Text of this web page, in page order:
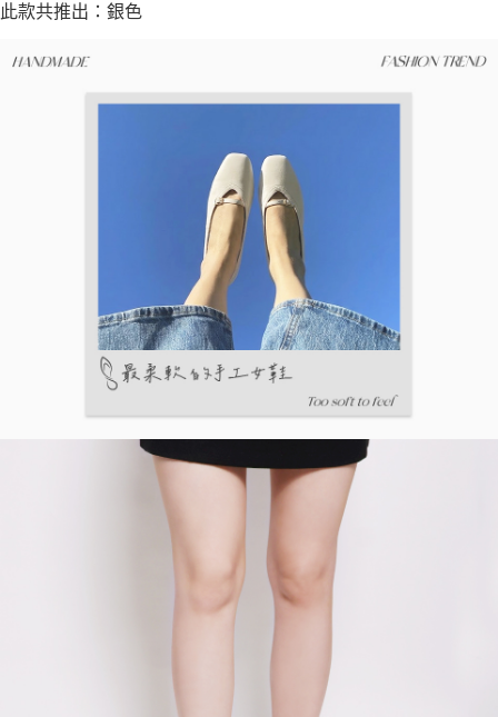
※ 交易是否成功請以「AFTEE先享後付 」之結帳頁面顯示為準，若有關於
客戶支援中心」
https://netprotections.freshdesk.com/support/home
權轉讓予恩沛科技股份有限公司。
２．關於個人資料處理事宜，請瀏覽以下網址：
３．未成年的使用者請事先徵得法定代理人或監護人之同意方可使用
「AFTEE先享後付」，若未經同意申辦者引起之損失，本公司不負相關責
４．使用「AFTEE先享後付」時，將依據個別帳號之用戶狀況，依本公司即
時審查核予不同之上限額度；若仍有額度不足之情形，本公司將視審查結果
請求用戶進行身份認證。
５．嚴禁一人註冊多個帳號或使用他人資訊註冊。若發現惡意使用之情形，
恩沛科技股份有限公司將有權停止該用戶之使用額度並採取法律行動。
此款共推出：銀色